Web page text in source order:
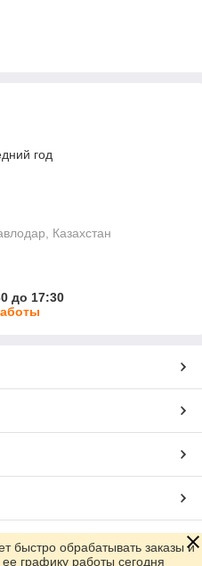
год
Казахстан
до 17:30
быстро обрабатывать заказы и
графику работы сегодня